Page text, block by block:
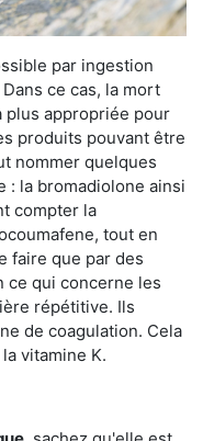
par ingestion
ce cas, la mort
plus appropriée pour
produits pouvant être
nommer quelques
: la bromadiolone ainsi
compter la
tout en
faire que par des
ce qui concerne les
répétitive. Ils
de coagulation. Cela
vitamine K.